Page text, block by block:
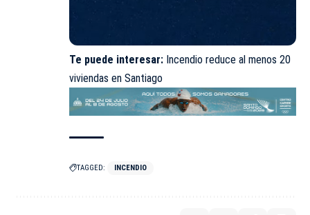
Te puede interesar: Incendio reduce al menos 20
viviendas en Santiago
TAGGED: INCENDIO